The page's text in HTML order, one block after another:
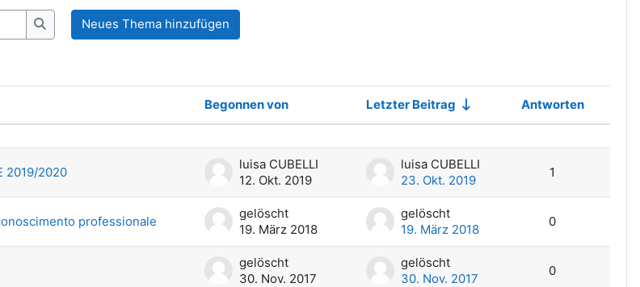
Foren durchsuchen
Neues Thema hinzufügen
Begonnen von Letzter Beitrag
Antworten
2019/2020
luisa CUBELLI
12. Okt. 2019
luisa CUBELLI
23. Okt. 2019
1
professionale
gelöscht
19. März 2018
gelöscht
19. März 2018
0
gelöscht
30. Nov. 2017
gelöscht
30. Nov. 2017
0